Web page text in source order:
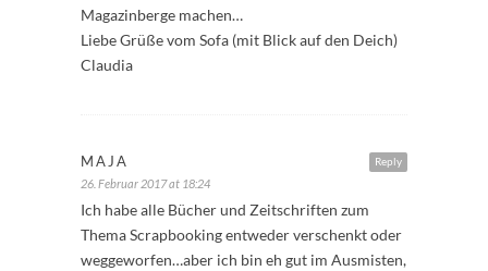
Magazinberge machen…
Liebe Grüße vom Sofa (mit Blick auf den Deich)
Claudia
Reply
MAJA
26. Februar 2017 at 18:24
Ich habe alle Bücher und Zeitschriften zum
Thema Scrapbooking entweder verschenkt oder
weggeworfen…aber ich bin eh gut im Ausmisten,